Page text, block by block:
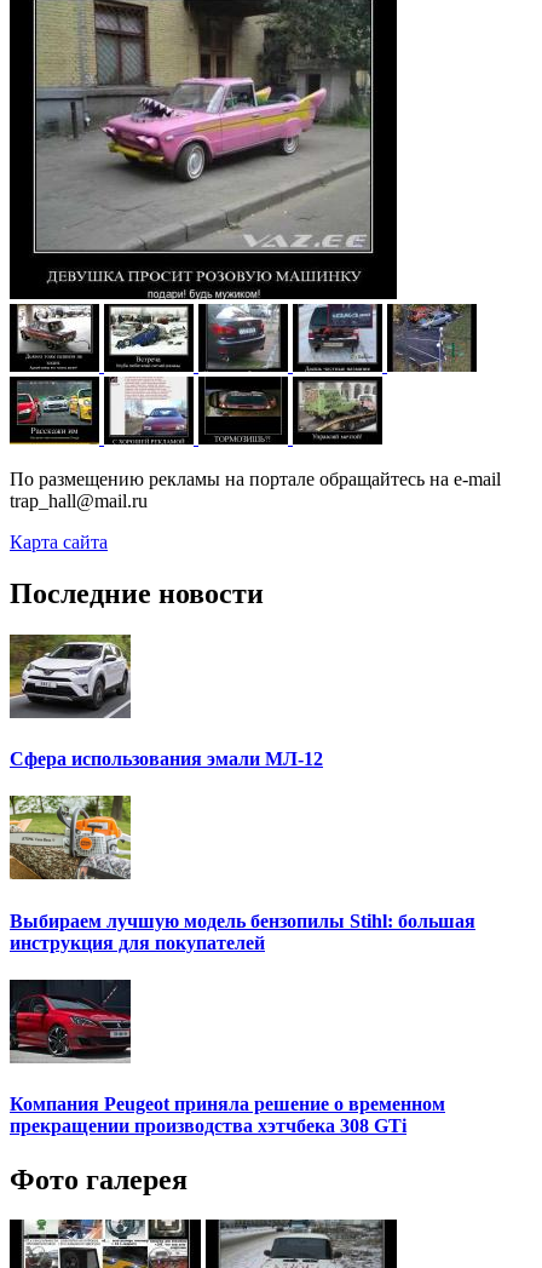
По размещению рекламы на портале обращайтесь на e-mail
trap_hall@mail.ru
Карта сайта
Последние новости
Сфера использования эмали МЛ-12
Выбираем лучшую модель бензопилы Stihl: большая
инструкция для покупателей
Компания Peugeot приняла решение о временном
прекращении производства хэтчбека 308 GTi
Фото галерея